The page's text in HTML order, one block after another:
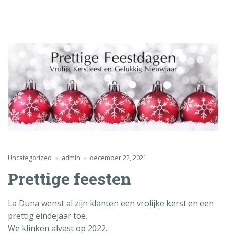
Uncategorized admin december 22, 2021
Prettige feesten
La Duna wenst al zijn klanten een vrolijke kerst en een
prettig eindejaar toe.
We klinken alvast op 2022.